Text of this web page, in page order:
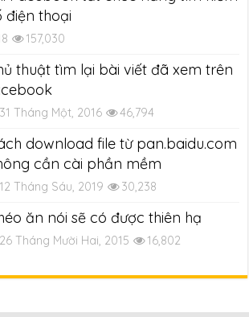
điện thoại
157,030
thuật tìm lại bài viết đã xem trên
31 Tháng Một, 2016 46,794
download file từ pan.baidu.com
cần cài phần mềm
12 Tháng Sáu, 2019 30,238
ăn nói sẽ có được thiên hạ
26 Tháng Mười Hai, 2015 16,802